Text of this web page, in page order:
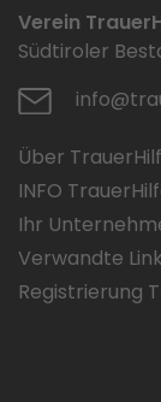
Verein
Südtiroler
Über
INFO
Ihr
Verwandte
Registrierung